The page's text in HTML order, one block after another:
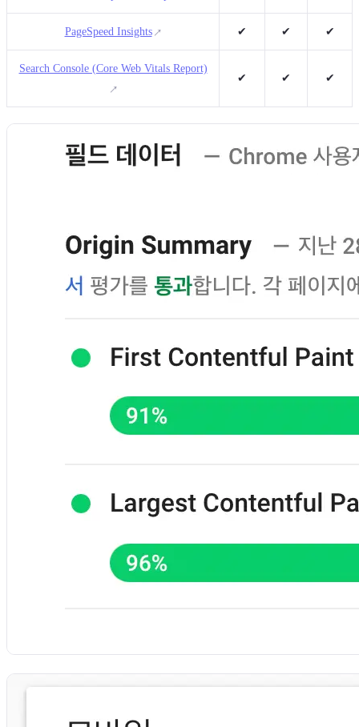
PageSpeed Insights ✔ ✔ ✔
Search Console (Core Web Vitals Report)
✔
✔ ✔